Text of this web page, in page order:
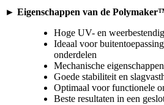
► Eigenschappen van de
Hoge UV- en
Ideaal voor
onderdelen
Mechanische
Goede stabiliteit en
Optimaal voor functionele
Beste resultaten in een